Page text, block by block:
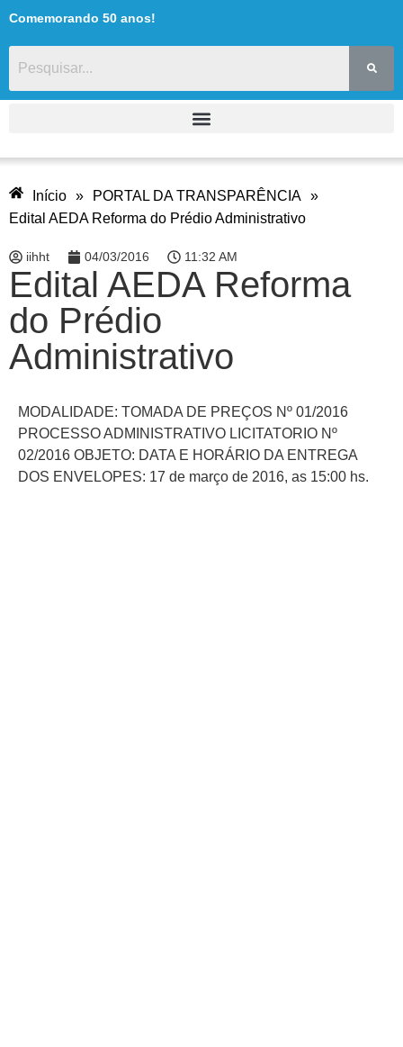
Comemorando 50 anos!
Início » PORTAL DA TRANSPARÊNCIA »
Edital AEDA Reforma do Prédio Administrativo
iihht 04/03/2016 11:32 AM
Edital AEDA Reforma
do Prédio
Administrativo
MODALIDADE: TOMADA DE PREÇOS Nº 01/2016
PROCESSO ADMINISTRATIVO LICITATORIO Nº
02/2016 OBJETO: DATA E HORÁRIO DA ENTREGA
DOS ENVELOPES: 17 de março de 2016, as 15:00 hs.